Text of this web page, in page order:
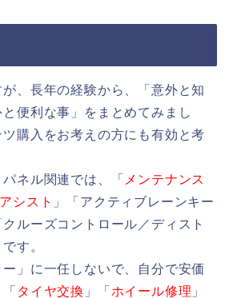
、長年の経験から、「意外と知
便利な事」をまとめてみまし
購入をお考えの方にも有効と考
ネル関連では、「 メンテナンス
シスト 」「アクティブレーンキー
ルーズコントロール／ディスト
す。
ー」に一任しないで、自分で安価
「 タイヤ交換 」「 ホイール修理 」